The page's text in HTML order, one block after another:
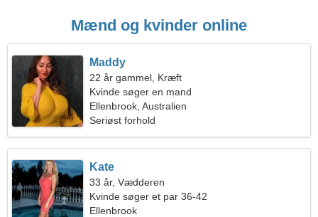
Mænd og kvinder online
Maddy
22 år gammel, Kræft
Kvinde søger en mand
Ellenbrook, Australien
Seriøst forhold
Kate
33 år, Vædderen
Kvinde søger et par 36-42
Ellenbrook